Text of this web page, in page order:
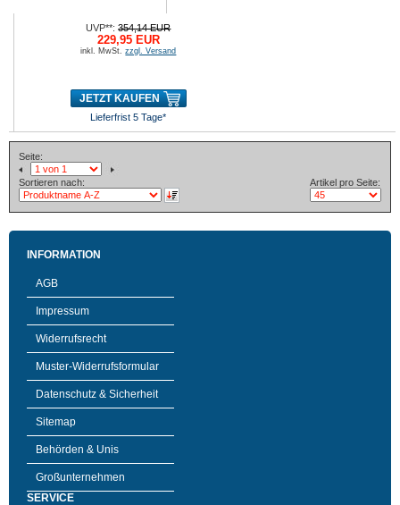
UVP**:354,14 EUR
229,95 EUR
inkl. MwSt.zzgl. Versand
JETZT KAUFEN
Lieferfrist 5 Tage*
Seite:
Sortieren nach: Artikel pro Seite:
INFORMATION
AGB
Impressum
Widerrufsrecht
Muster-Widerrufsformular
Datenschutz & Sicherheit
Sitemap
Behörden & Unis
Großunternehmen
SERVICE